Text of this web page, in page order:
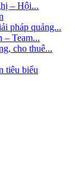
– Hội...
pháp quảng...
– Team...
cho thuê...
tiêu biểu